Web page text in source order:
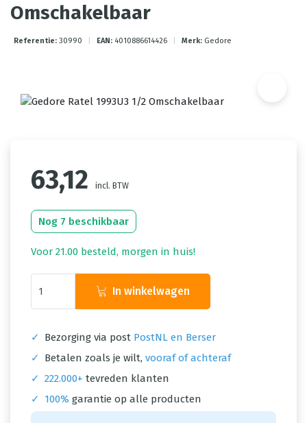
Omschakelbaar
Referentie: 30990 EAN: 4010886614426 Merk: Gedore
63,12 incl. BTW
Nog 7 beschikbaar
Voor 21.00 besteld, morgen in huis!
In winkelwagen
✓ Bezorging via post PostNL en Berser
✓
Betalen zoals je wilt, vooraf of achteraf
✓ 222.000+ tevreden klanten
✓
100% garantie op alle producten